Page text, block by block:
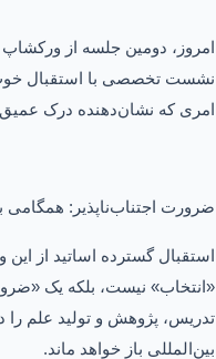
امروز، دومین جلسه از
نشست تخصصی با استقبال خوب
امری که نشان‌دهنده درک
ضرورت اجتناب‌ناپذیر: همگامی
استقبال گسترده اساتید از
«انتخاب» نیست، بلکه یک
تدریس، پژوهش و تولید علم را
بین‌المللی باز خواهد ماند.